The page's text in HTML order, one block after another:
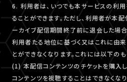
6. 利用者は、いつでも本サービスの利
ることができます。ただし、利用者が本
ーカイブ配信期間終了前に退会した場合
利用者たる地位に基づく又はこれに由
とができなくなります。これには以下の
(1) 本配信コンテンツのチケットを購入
コンテンツを視聴することはできなくなり